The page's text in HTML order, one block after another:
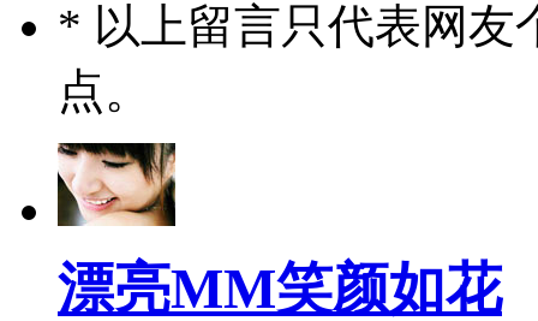
* 以上留言只代表网友
点。
漂亮MM笑颜如花